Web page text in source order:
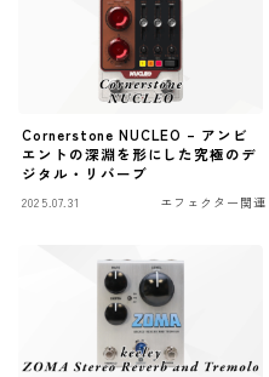
プリアンプ
シミュレーター
イコライザー
リングモジュレータ
ピッチシフター
アンプ
Cornerstone NUCLEO – アンビ
エントの深淵を形にした究極のデ
ジタル・リバーブ
2025.07.31 エフェクター関連